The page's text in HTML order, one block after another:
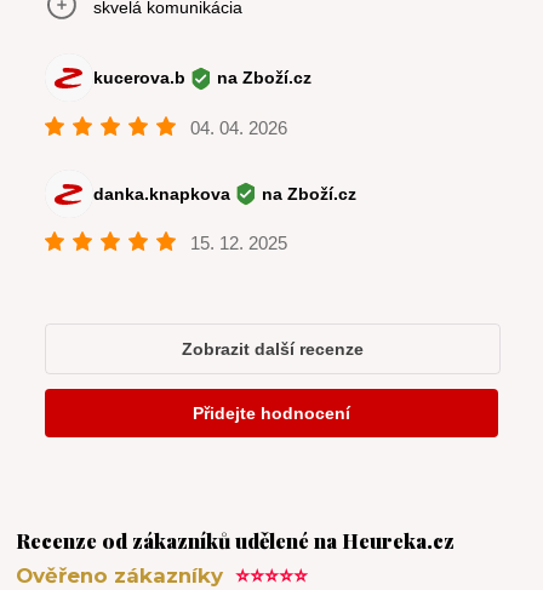
Recenze od zákazníků udělené na Heureka.cz
Ověřeno zákazníky⭐⭐⭐⭐⭐